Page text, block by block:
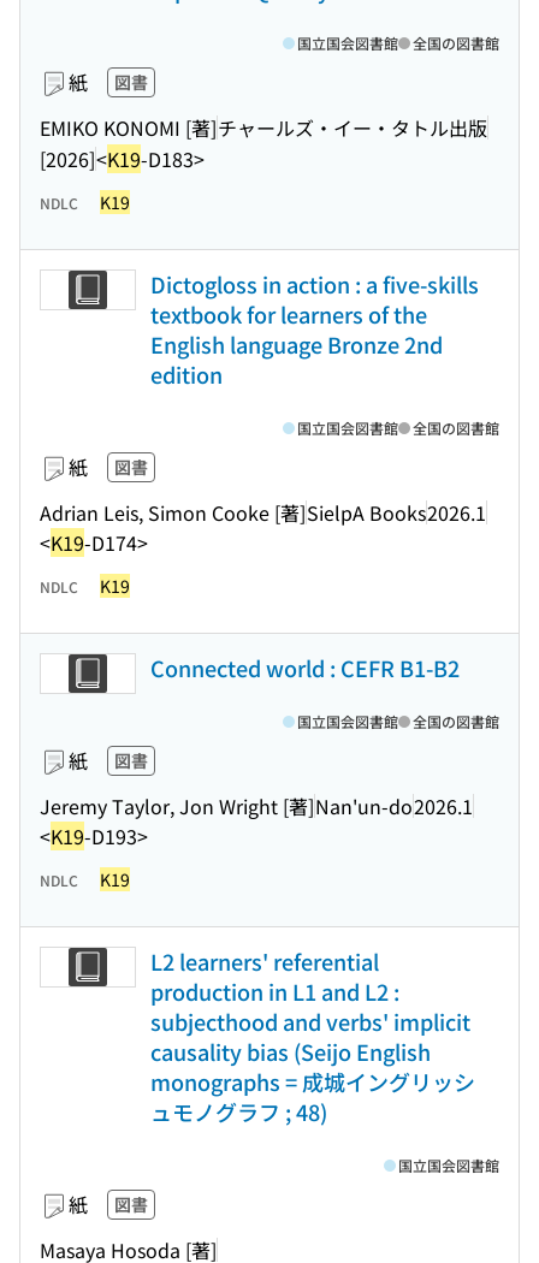
紙 図書
EMIKO KONOMI [著]チャールズ・イー・タトル出版
[2026]<K19-D183>
国立国会図書館 全国の図書館
NDLC K19
Dictogloss in action : a five-skills
textbook for learners of the
English language Bronze 2nd
edition
紙 図書
Adrian Leis, Simon Cooke [著]SielpA Books2026.1
<K19-D174>
国立国会図書館 全国の図書館
NDLC K19
Connected world : CEFR B1-B2
紙 図書
Jeremy Taylor, Jon Wright [著]Nan'un-do2026.1
<K19-D193>
国立国会図書館 全国の図書館
NDLC K19
L2 learners' referential
production in L1 and L2 :
subjecthood and verbs' implicit
causality bias (Seijo English
monographs = 成城イングリッシ
ュモノグラフ ; 48)
紙 図書
Masaya Hosoda [著]
国立国会図書館